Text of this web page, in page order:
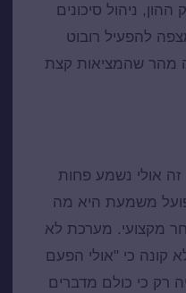
ניהול סיכונים
להפעיל רובוט
מהר שהמציאות קצת
זה אולי נשמע פחות
משמעת היא מה
מקצועי. מערכת לא
קונה כי "אולי הפעם
רק כי כולם מדברים